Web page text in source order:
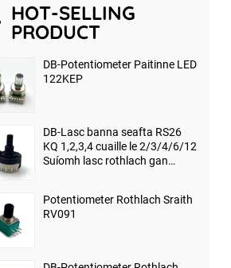
HOT-SELLING
PRODUCT
DB-Potentiometer Paitinne LED
122KEP
DB-Lasc banna seafta RS26
KQ 1,2,3,4 cuaille le 2/3/4/6/12
Suíomh lasc rothlach gan
Potentiometer Rothlach Sraith
RV091